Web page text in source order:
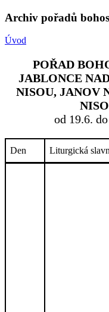
Archiv pořadů
Úvod
POŘAD
JABLONCE
NISOU, JANOV
od 19.6.
Den Liturgická